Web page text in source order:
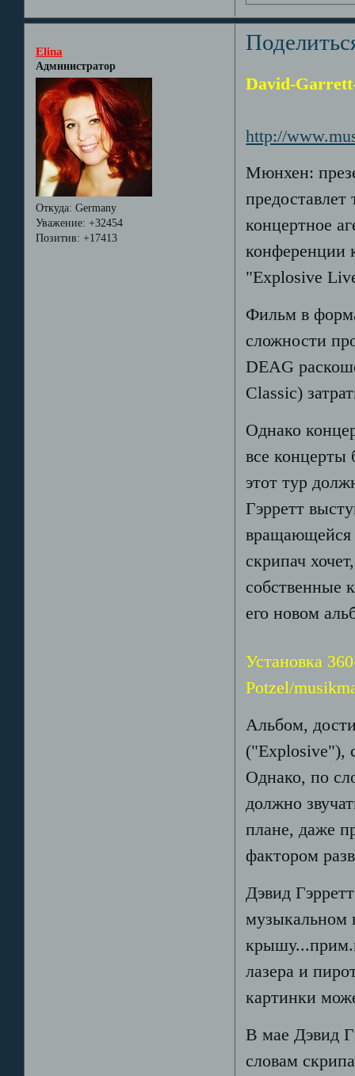
Elina
Администратор
Откуда: Germany
Уважение: +32454
Позитив: +17413
David-
http://
Мюнхен:
концертное
конференции
"Explosive
Фильм в
сложности
DEAG
Classic)
Однако
все
этот тур
Гэрретт
вращающейся
скрипач
собственные
его новом
Установка
Potzel/
Альбом,
("Explosive"),
Однако, по
должно
плане, даже
фактором
Дэвид
музыкальном
лазера и
картинки
В мае Дэвид
словам